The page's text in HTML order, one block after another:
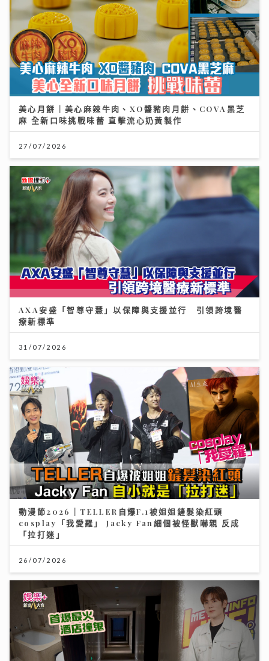
美心月餅｜美心麻辣牛肉、XO醬豬肉月餅、COVA黑芝
麻 全新口味挑戰味蕾 直擊流心奶黃製作
27/07/2026
AXA安盛「智尊守慧」以保障與支援並行 引領跨境醫
療新標準
31/07/2026
動漫節2026｜TELLER自爆F.1被姐姐鏟髮染紅頭
cosplay「我愛羅」 Jacky Fan細個被怪獸嚇親 反成
「拉打迷」
26/07/2026